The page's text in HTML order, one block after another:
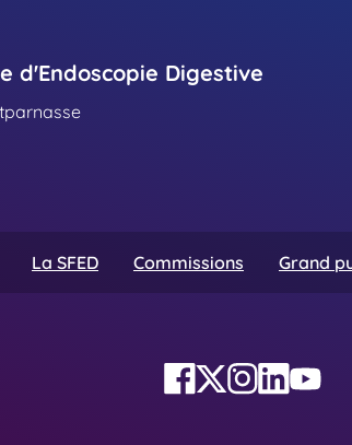
d'Endoscopie Digestive
La SFED Commissions Grand